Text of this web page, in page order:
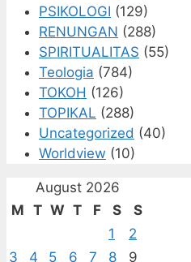
PSIKOLOGI (129)
RENUNGAN (288)
SPIRITUALITAS (55)
Teologia (784)
TOKOH (126)
TOPIKAL (288)
Uncategorized (40)
Worldview (10)
August 2026
M T W T F S
S
1
2
3
4 5 6 7 8 9